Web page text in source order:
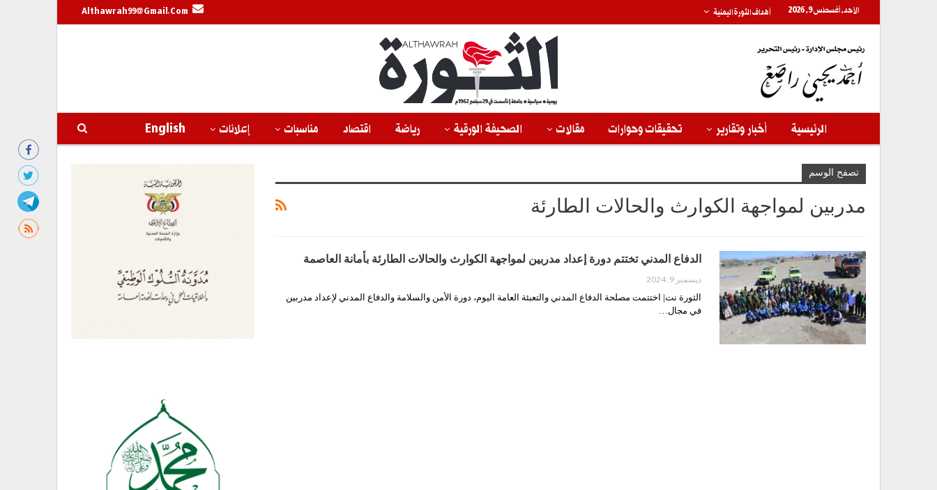
الأحد, أغسطس 9, 2026 أهداف الثورة اليمنية Althawrah99@gmail.com
الرئيسية أخبار وتقارير تحقيقات وحوارات مقالات الصحيفة الورقية رياضة اقتصاد مناسبات إعلانات English
تصفح الوسم
مدربين لمواجهة الكوارث والحالات الطارئة
الدفاع المدني تختتم دورة إعداد مدربين لمواجهة الكوارث والحالات الطارئة بأمانة العاصمة
ديسمبر 9, 2024
الثورة نت| اختتمت مصلحة الدفاع المدني والتعبئة العامة اليوم، دورة الأمن والسلامة والدفاع المدني لإعداد مدربين
في مجال…